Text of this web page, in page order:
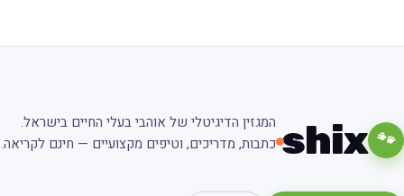
🐾
shix
המגזין הדיגיטלי של אוהבי בעלי החיים בישראל.
כתבות, מדריכים, וטיפים מקצועיים — חינם לקריאה.